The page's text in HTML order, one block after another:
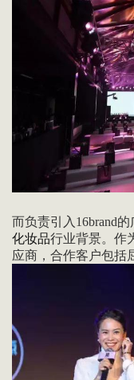
而负责引入16brand
化妆品行业背景。作
应商，合作客户包括